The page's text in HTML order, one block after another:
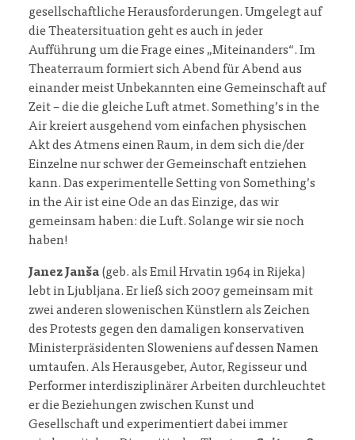
gesellschaftliche Herausforderungen. Umgelegt auf
die Theatersituation geht es auch in jeder
Aufführung um die Frage eines „Miteinanders“. Im
Theaterraum formiert sich Abend für Abend aus
einander meist Unbekannten eine Gemeinschaft auf
Zeit – die die gleiche Luft atmet. Something’s in the
Air kreiert ausgehend vom einfachen physischen
Akt des Atmens einen Raum, in dem sich die/der
Einzelne nur schwer der Gemeinschaft entziehen
kann. Das experimentelle Setting von Something’s
in the Air ist eine Ode an das Einzige, das wir
gemeinsam haben: die Luft. Solange wir sie noch
haben!
Janez Janša(geb. als Emil Hrvatin 1964 in Rijeka)
lebt in Ljubljana. Er ließ sich 2007 gemeinsam mit
zwei anderen slowenischen Künstlern als Zeichen
des Protests gegen den damaligen konservativen
Ministerpräsidenten Sloweniens auf dessen Namen
umtaufen. Als Herausgeber, Autor, Regisseur und
Performer interdisziplinärer Arbeiten durchleuchtet
er die Beziehungen zwischen Kunst und
Gesellschaft und experimentiert dabei immer